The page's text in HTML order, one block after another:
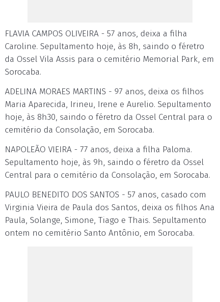
FLAVIA CAMPOS OLIVEIRA - 57 anos, deixa a filha
Caroline. Sepultamento hoje, às 8h, saindo o féretro
da Ossel Vila Assis para o cemitério Memorial Park, em
Sorocaba.
ADELINA MORAES MARTINS - 97 anos, deixa os filhos
Maria Aparecida, Irineu, Irene e Aurelio. Sepultamento
hoje, às 8h30, saindo o féretro da Ossel Central para o
cemitério da Consolação, em Sorocaba.
NAPOLEÃO VIEIRA - 77 anos, deixa a filha Paloma.
Sepultamento hoje, às 9h, saindo o féretro da Ossel
Central para o cemitério da Consolação, em Sorocaba.
PAULO BENEDITO DOS SANTOS - 57 anos, casado com
Virginia Vieira de Paula dos Santos, deixa os filhos Ana
Paula, Solange, Simone, Tiago e Thais. Sepultamento
ontem no cemitério Santo Antônio, em Sorocaba.